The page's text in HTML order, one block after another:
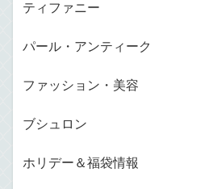
ティファニー
パール・アンティーク
ファッション・美容
ブシュロン
ホリデー＆福袋情報